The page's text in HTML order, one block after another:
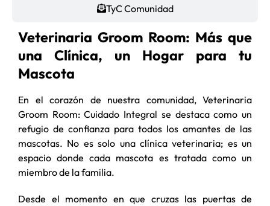
TyC Comunidad
Veterinaria Groom Room: Más que
una Clínica, un Hogar para tu
Mascota
En el corazón de nuestra comunidad, Veterinaria
Groom Room: Cuidado Integral se destaca como un
refugio de confianza para todos los amantes de las
mascotas. No es solo una clínica veterinaria; es un
espacio donde cada mascota es tratada como un
miembro de la familia.
Desde el momento en que cruzas las puertas de